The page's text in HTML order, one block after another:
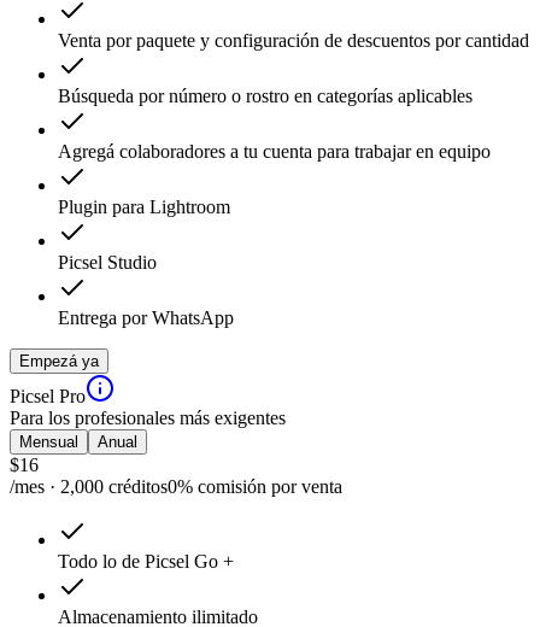
Venta por paquete y configuración de descuentos por cantidad
Búsqueda por número o rostro en categorías aplicables
Agregá colaboradores a tu cuenta para trabajar en equipo
Plugin para Lightroom
Picsel Studio
Entrega por WhatsApp
Empezá ya
Picsel Pro
Para los profesionales más exigentes
Mensual Anual
$16
/mes · 2,000 créditos0% comisión por venta
Todo lo de Picsel Go +
Almacenamiento ilimitado